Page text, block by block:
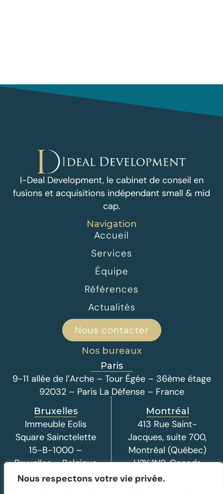
Nous respectons votre vie privée.
I-Deal Development, le cabinet de conseil en
fusions et acquisitions indépendant small & mid
cap.
Navigation
Accueil
Services
Équipe
Références
Actualités
Nous contacter
Nos bureaux
Paris
9-11 allée de l’Arche – Tour Égée – 36ème étage
92032 – Paris La Défense – France
Bruxelles
Immeuble Eolis
Square Sainctelette
15-B-1000 –
Bruxelles – Belgique
Montréal
413 Rue Saint-
Jacques, suite 700,
Montréal (Québec)
H2Y 1N9, Canada